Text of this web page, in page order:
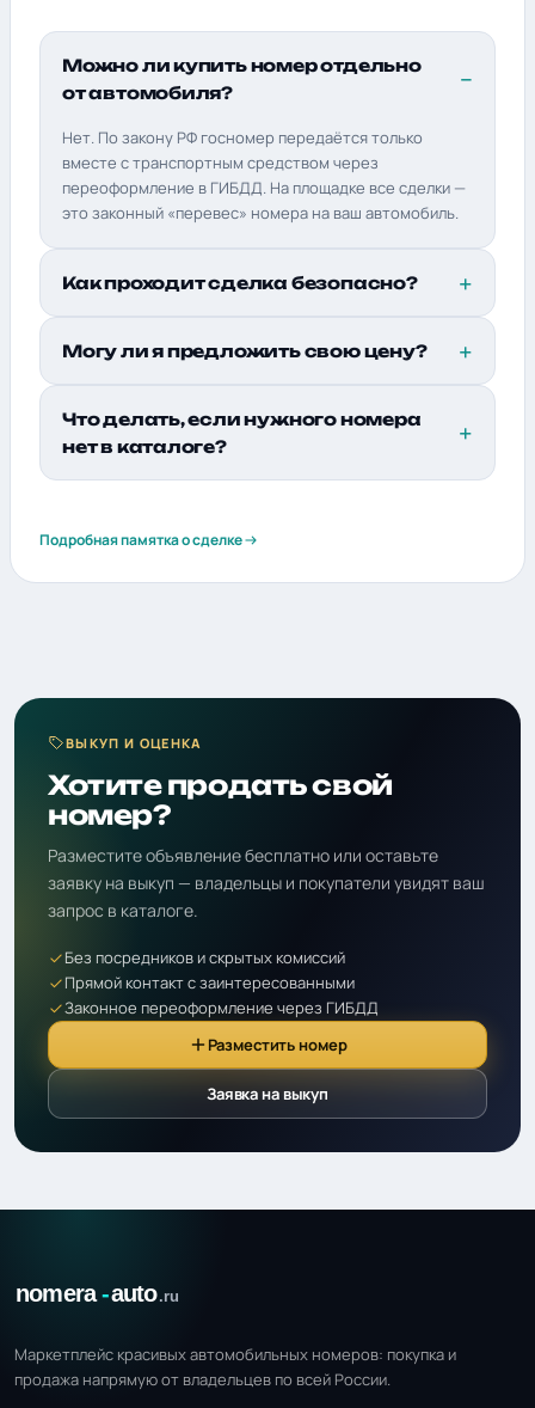
Можно ли купить номер отдельно
от автомобиля?
Нет. По закону РФ госномер передаётся только
вместе с транспортным средством через
переоформление в ГИБДД. На площадке все сделки —
это законный «перевес» номера на ваш автомобиль.
Как проходит сделка безопасно?
Могу ли я предложить свою цену?
Что делать, если нужного номера
нет в каталоге?
Подробная памятка о сделке
ВЫКУП И ОЦЕНКА
Хотите продать свой
номер?
Разместите объявление бесплатно или оставьте
заявку на выкуп — владельцы и покупатели увидят ваш
запрос в каталоге.
Без посредников и скрытых комиссий
Прямой контакт с заинтересованными
Законное переоформление через ГИБДД
Разместить номер
Заявка на выкуп
Маркетплейс красивых автомобильных номеров: покупка и
продажа напрямую от владельцев по всей России.